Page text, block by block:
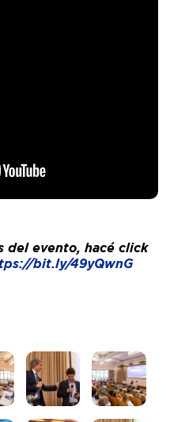
del evento, hacé click
bit.ly/49yQwnG